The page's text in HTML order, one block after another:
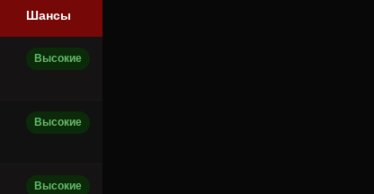
Шансы
Высокие
Высокие
Высокие